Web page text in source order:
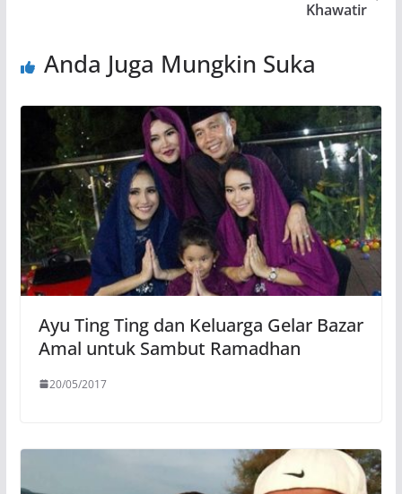
Khawatir
Anda Juga Mungkin Suka
Ayu Ting Ting dan Keluarga Gelar Bazar
Amal untuk Sambut Ramadhan
20/05/2017